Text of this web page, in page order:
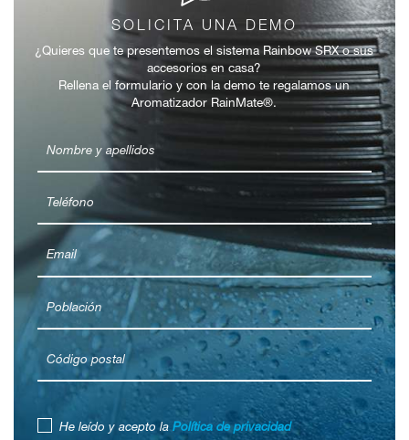
SOLICITA UNA DEMO
¿Quieres que te presentemos el sistema Rainbow SRX o sus
accesorios en casa?
Rellena el formulario y con la demo te regalamos un
Aromatizador RainMate®.
He leído y acepto la Política de privacidad